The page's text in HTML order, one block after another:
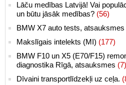
Lāču medības Latvijā! Vai
un būtu jāsāk medības? (56)
BMW X7 auto tests, atsauksmes
Makslīgais intelekts (MI) (177)
BMW F10 un X5 (E70/F15)
diagnostika Rīgā, atsauksmes (7)
Dīvaini transportlīdzekļi uz ceļa.